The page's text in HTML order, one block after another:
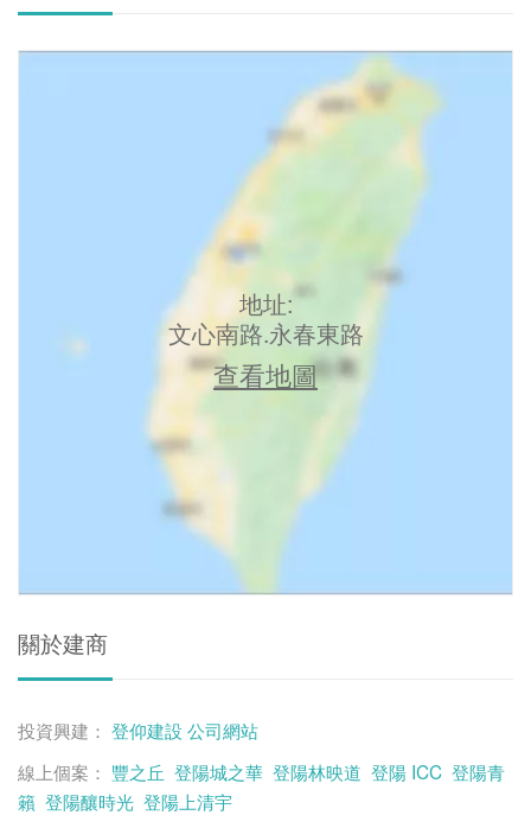
地址:
文心南路.永春東路
查看地圖
關於建商
投資興建： 登仰建設 公司網站
線上個案： 豐之丘 登陽城之華 登陽林映道 登陽 ICC 登陽青
籟 登陽釀時光 登陽上清宇